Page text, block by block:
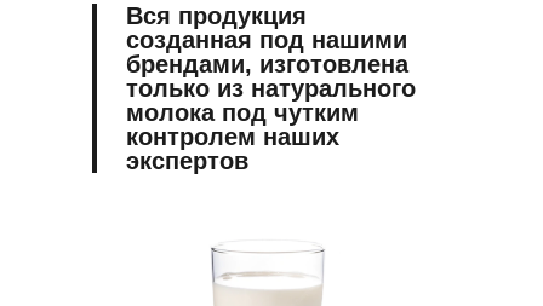
Вся продукция
созданная под нашими
брендами, изготовлена
только из натурального
молока под чутким
контролем наших
экспертов